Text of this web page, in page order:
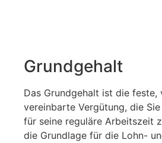
Grundgehalt
Das Grundgehalt ist die feste,
vereinbarte Vergütung, die
für seine reguläre Arbeitszeit
die Grundlage für die Lohn-